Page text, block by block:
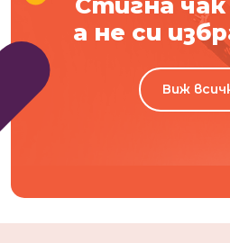
Стигна
а не си
Виж